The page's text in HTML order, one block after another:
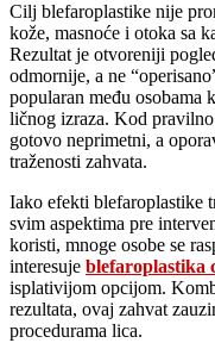
Cilj blefaroplastike nije
kože, masnoće i otoka sa
Rezultat je otvoreniji
odmornije, a ne
popularan među osobama
ličnog izraza. Kod
gotovo neprimetni, a
traženosti zahvata.
Iako efekti blefaroplastike
svim aspektima pre
koristi, mnoge osobe se
interesuje blefaroplastika
isplativijom opcijom.
rezultata, ovaj zahvat
procedurama lica.